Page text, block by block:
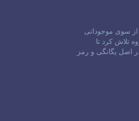
از سوی موجوداتی
گفت‌و‌گو با «را»، این گروه تلاش کرد تا
اصل یگانگی و رمز